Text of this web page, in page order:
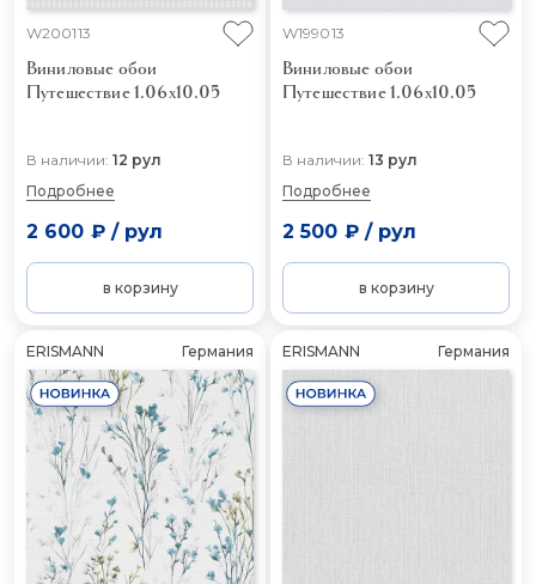
W200113
Виниловые обои
Путешествие 1.06x10.05
В наличии: 12 рул
Подробнее
2 600 ₽/ рул
в корзину
W199013
Виниловые обои
Путешествие 1.06x10.05
В наличии: 13 рул
Подробнее
2 500 ₽/ рул
в корзину
ERISMANN Германия ERISMANN Германия